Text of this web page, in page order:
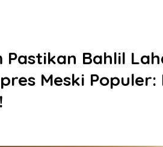
Pastikan Bahlil
Meski Populer: